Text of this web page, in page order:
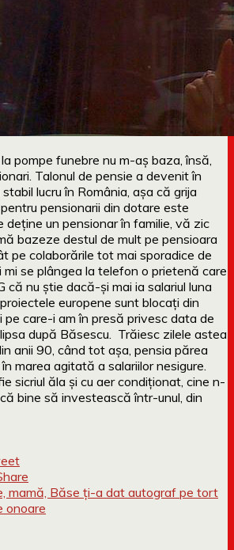
pompe funebre nu m-aș baza, însă,
Talonul de pensie a devenit în
lucru în România, așa că grija
pensionarii din dotare este
deține un pensionar în familie, vă zic
bazeze destul de mult pe pensioara
pe colaborările tot mai sporadice de
mi se plângea la telefon o prietenă care
că nu știe dacă-și mai ia salariul luna
europene sunt blocați din
pe care-i am în presă privesc data de
după Băsescu. Trăiesc zilele astea
anii 90, când tot așa, pensia părea
marea agitată a salariilor nesigure.
sicriul ăla și cu aer condiționat, cine n-
bine să investească într-unul, din
mamă, Băse ți-a dat autograf pe tort
onoare